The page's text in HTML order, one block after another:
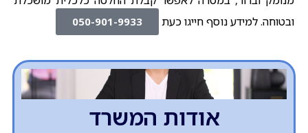
ובטוחה. למידע נוסף חייגו כעת
050-901-9933
אודות המשרד